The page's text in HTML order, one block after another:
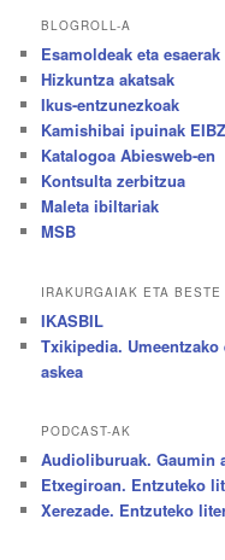
BLOGROLL-A
Esamoldeak eta esaerak
Hizkuntza akatsak
Ikus-entzunezkoak
Kamishibai ipuinak
Katalogoa Abiesweb-en
Kontsulta zerbitzua
Maleta ibiltariak
MSB
IRAKURGAIAK ETA BESTE
IKASBIL
Txikipedia.
askea
PODCAST-AK
Audioliburuak. Gaumin
Etxegiroan. Entzuteko
Xerezade. Entzuteko